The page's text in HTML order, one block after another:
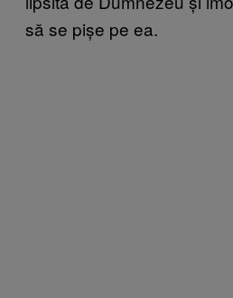
să se pișe pe ea.